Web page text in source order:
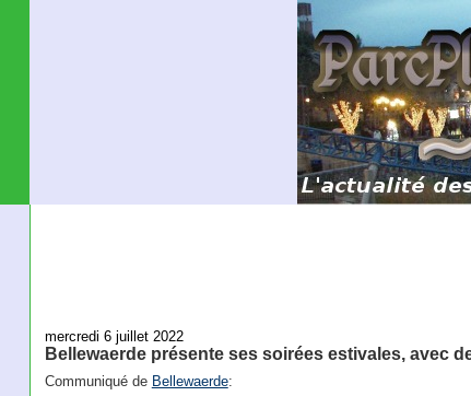
mercredi 6 juillet 2022
Bellewaerde présente ses soirées estivales, avec
Communiqué de Bellewaerde: